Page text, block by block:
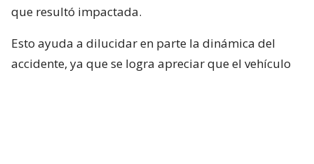
que resultó impactada.
Esto ayuda a dilucidar en parte la dinámica del
accidente, ya que se logra apreciar que el vehículo